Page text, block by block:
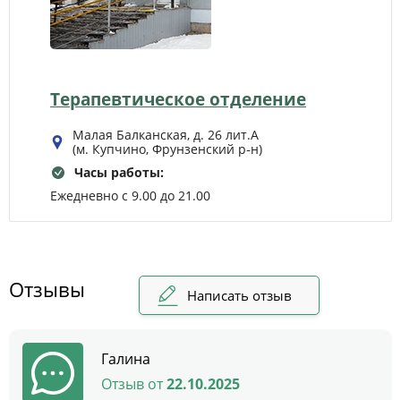
Терапевтическое отделение
Малая Балканская, д. 26 лит.А
(м. Купчино, Фрунзенский р‑н)
Часы работы:
Ежедневно с 9.00 до 21.00
Отзывы Написать отзыв
Галина
Отзыв от22.10.2025